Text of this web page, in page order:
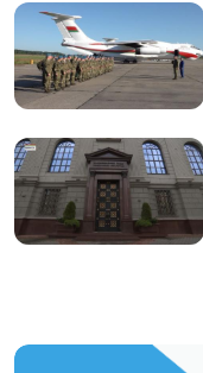
https://t.me/minskctvby